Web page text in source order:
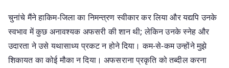
चुनांचे मैंने हाकिम-जिला का निमन्त्रण स्वीकार कर लिया और यद्यपि उनके
स्वभाव में कुछ अनावश्यक अफसरी की शान थी; लेकिन उनके स्नेह और
उदारता ने उसे यथासाध्य प्रकट न होने दिया। कम-से-कम उन्होंने मुझे
शिकायत का कोई मौका न दिया। अफसराना प्रकृति को तब्दील करना